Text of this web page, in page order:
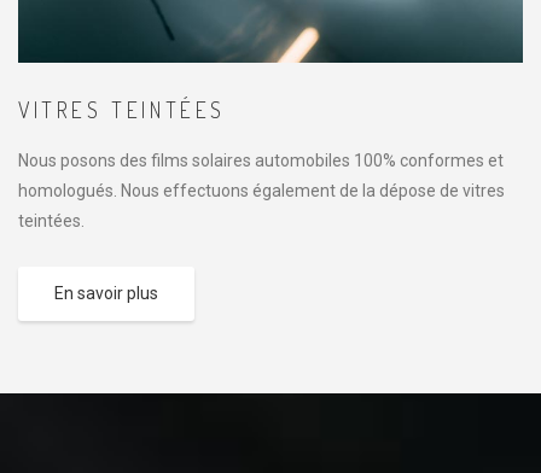
VITRES TEINTÉES
Nous posons des films solaires automobiles 100% conformes et
homologués. Nous effectuons également de la dépose de vitres
teintées.
En savoir plus